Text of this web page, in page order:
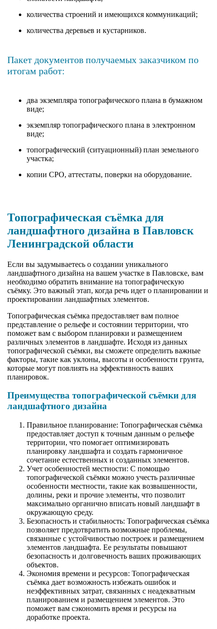
количества строений и имеющихся коммуникаций;
количества деревьев и кустарников.
Пакет документов получаемых заказчиком по
итогам работ:
два экземпляра топографического плана в бумажном
виде;
экземпляр топографического плана в электронном
виде;
топографический (ситуационный) план земельного
участка;
копии СРО, аттестаты, поверки на оборудование.
Топографическая съёмка для
ландшафтного дизайна в Павловск
Ленинградской области
Если вы задумываетесь о создании уникального
ландшафтного дизайна на вашем участке в Павловске, вам
необходимо обратить внимание на топографическую
съёмку. Это важный этап, когда речь идет о планировании и
проектировании ландшафтных элементов.
Топографическая съёмка предоставляет вам полное
представление о рельефе и состоянии территории, что
поможет вам с выбором планировки и размещением
различных элементов в ландшафте. Исходя из данных
топографической съёмки, вы сможете определить важные
факторы, такие как уклоны, высоты и особенности грунта,
которые могут повлиять на эффективность ваших
планировок.
Преимущества топографической съёмки для
ландшафтного дизайна
Правильное планирование: Топографическая съёмка
предоставляет доступ к точным данным о рельефе
территории, что помогает оптимизировать
планировку ландшафта и создать гармоничное
сочетание естественных и созданных элементов.
Учет особенностей местности: С помощью
топографической съёмки можно учесть различные
особенности местности, такие как возвышенности,
долины, реки и прочие элементы, что позволит
максимально органично вписать новый ландшафт в
окружающую среду.
Безопасность и стабильность: Топографическая съёмка
позволяет предотвратить возможные проблемы,
связанные с устойчивостью построек и размещением
элементов ландшафта. Ее результаты повышают
безопасность и долговечность ваших проживающих
объектов.
Экономия времени и ресурсов: Топографическая
съёмка дает возможность избежать ошибок и
неэффективных затрат, связанных с неадекватным
планированием и размещением элементов. Это
поможет вам сэкономить время и ресурсы на
доработке проекта.